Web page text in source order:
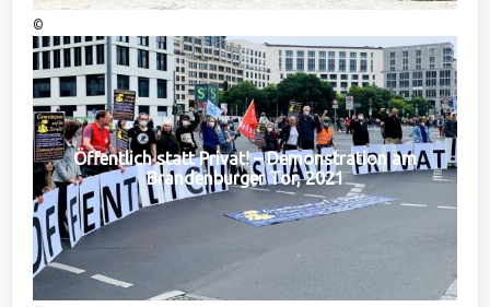
©
Öffentlich statt Privat! – Demonstration am
Brandenburger Tor, 2021